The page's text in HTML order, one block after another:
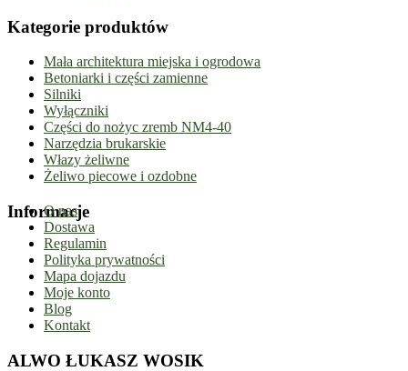
Kategorie produktów
Mała architektura miejska i ogrodowa
Betoniarki i części zamienne
Silniki
Wyłączniki
Części do nożyc zremb NM4-40
Narzędzia brukarskie
Włazy żeliwne
Żeliwo piecowe i ozdobne
Informacje
O nas
Dostawa
Regulamin
Polityka prywatności
Mapa dojazdu
Moje konto
Blog
Kontakt
ALWO ŁUKASZ WOSIK